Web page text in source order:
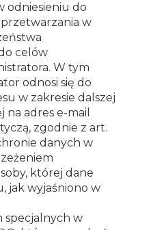
odniesieniu do
w
celów
W tym
odnosi się do
w zakresie dalszej
na adres e-mail
zgodnie z art.
danych w
której dane
jak wyjaśniono w
specjalnych w